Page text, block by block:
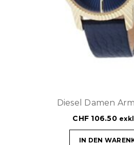
Diesel Damen
CHF 106.50
IN DEN